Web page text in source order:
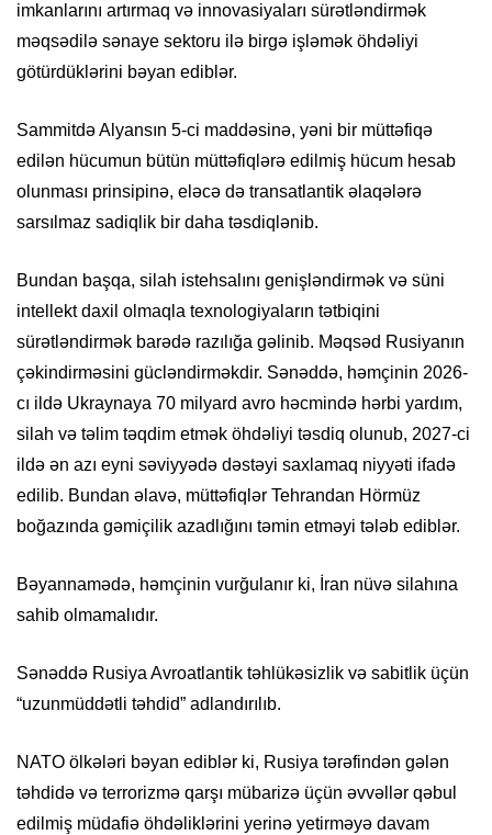
imkanlarını artırmaq və innovasiyaları sürətləndirmək
məqsədilə sənaye sektoru ilə birgə işləmək öhdəliyi
götürdüklərini bəyan ediblər.
Sammitdə Alyansın 5-ci maddəsinə, yəni bir müttəfiqə
edilən hücumun bütün müttəfiqlərə edilmiş hücum hesab
olunması prinsipinə, eləcə də transatlantik əlaqələrə
sarsılmaz sadiqlik bir daha təsdiqlənib.
Bundan başqa, silah istehsalını genişləndirmək və süni
intellekt daxil olmaqla texnologiyaların tətbiqini
sürətləndirmək barədə razılığa gəlinib. Məqsəd Rusiyanın
çəkindirməsini gücləndirməkdir. Sənəddə, həmçinin 2026-
cı ildə Ukraynaya 70 milyard avro həcmində hərbi yardım,
silah və təlim təqdim etmək öhdəliyi təsdiq olunub, 2027-ci
ildə ən azı eyni səviyyədə dəstəyi saxlamaq niyyəti ifadə
edilib. Bundan əlavə, müttəfiqlər Tehrandan Hörmüz
boğazında gəmiçilik azadlığını təmin etməyi tələb ediblər.
Bəyannamədə, həmçinin vurğulanır ki, İran nüvə silahına
sahib olmamalıdır.
Sənəddə Rusiya Avroatlantik təhlükəsizlik və sabitlik üçün
“uzunmüddətli təhdid” adlandırılıb.
NATO ölkələri bəyan ediblər ki, Rusiya tərəfindən gələn
təhdidə və terrorizmə qarşı mübarizə üçün əvvəllər qəbul
edilmiş müdafiə öhdəliklərini yerinə yetirməyə davam